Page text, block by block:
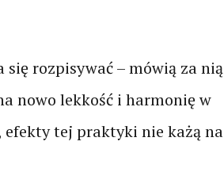
rozpisywać – mówią za nią
nowo lekkość i harmonię w
efekty tej praktyki nie każą na